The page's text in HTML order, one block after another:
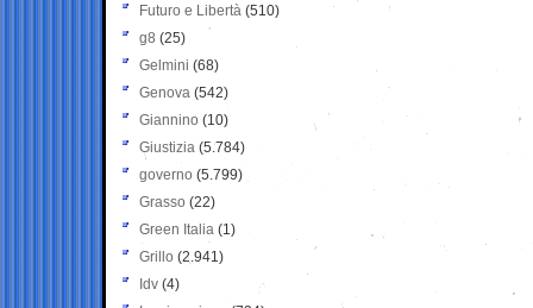
Futuro e Libertà (510)
g8 (25)
Gelmini (68)
Genova (542)
Giannino (10)
Giustizia (5.784)
governo (5.799)
Grasso (22)
Green Italia (1)
Grillo (2.941)
Idv (4)